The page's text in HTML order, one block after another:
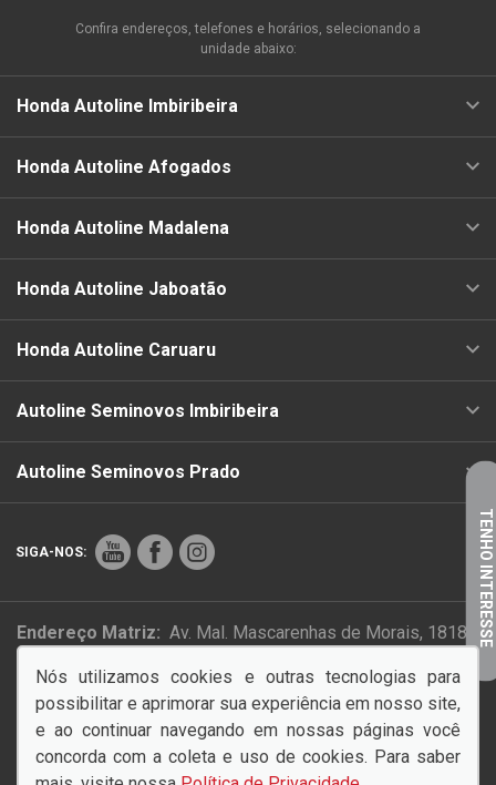
Confira endereços, telefones e horários, selecionando a
unidade abaixo:
Honda Autoline Imbiribeira
Honda Autoline Afogados
Honda Autoline Madalena
Honda Autoline Jaboatão
Honda Autoline Caruaru
Autoline Seminovos Imbiribeira
Autoline Seminovos Prado
SIGA-NOS:
Endereço Matriz: Av. Mal. Mascarenhas de Morais, 1818 -
PAZ NO TRÂNSITO COMEÇA POR VOCÊ!
Nós utilizamos cookies e outras tecnologias para
possibilitar e aprimorar sua experiência em nosso site,
e ao continuar navegando em nossas páginas você
concorda com a coleta e uso de cookies. Para saber
TENHO INTERESSE